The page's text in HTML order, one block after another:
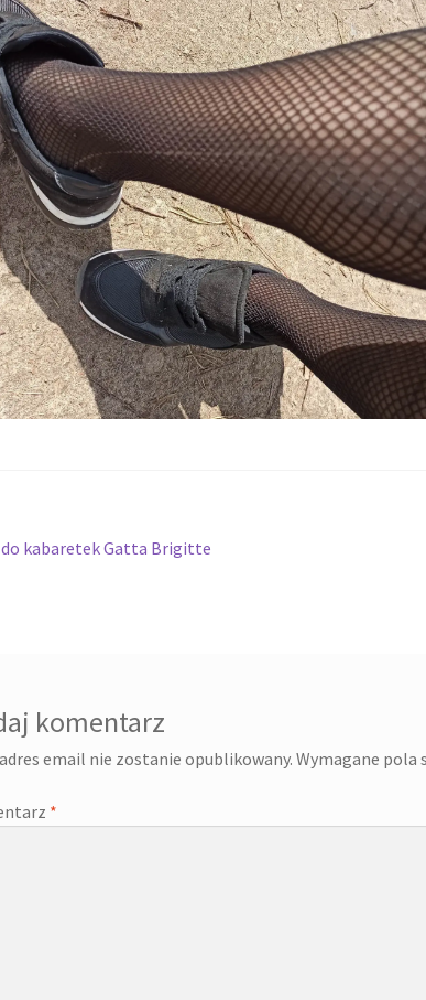
kabaretek Gatta Brigitte
komentarz
email nie zostanie opublikowany. Wymagane pola
*